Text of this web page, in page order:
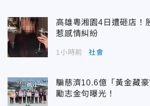
高雄粵湘園4日遭砸店！
惹感情糾紛
1小時前 社會
騙慈濟10.6億「黃金藏
勵志金句曝光！